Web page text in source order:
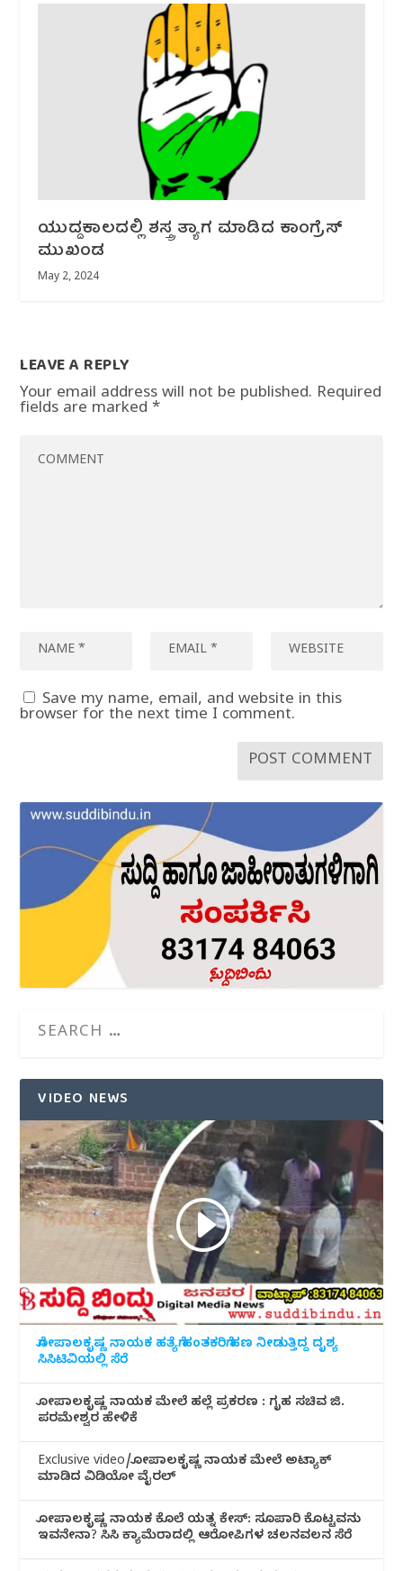
ಯುದ್ದಕಾಲದಲ್ಲಿ ಶಸ್ತ್ರ ತ್ಯಾಗ ಮಾಡಿದ ಕಾಂಗ್ರೆಸ್
ಮುಖಂಡ
May 2, 2024
LEAVE A REPLY
Your email address will not be published. Required
fields are marked*
Save my name, email, and website in this
browser for the next time I comment.
VIDEO NEWS
ಗೋಪಾಲಕೃಷ್ಣ ನಾಯಕ ಹತ್ಯೆಗೆ ಹಂತಕರಿಗೆ ಹಣ ನೀಡುತ್ತಿದ್ದ ದೃಶ್ಯ
ಸಿಸಿಟಿವಿಯಲ್ಲಿ ಸೆರೆ
ಗೋಪಾಲಕೃಷ್ಣ ನಾಯಕ ಮೇಲೆ ಹಲ್ಲೆ ಪ್ರಕರಣ : ಗೃಹ ಸಚಿವ ಜಿ.
ಪರಮೇಶ್ವರ ಹೇಳಿಕೆ
Exclusive video/ಗೋಪಾಲಕೃಷ್ಣ ನಾಯಕ ಮೇಲೆ ಅಟ್ಯಾಕ್
ಮಾಡಿದ ವಿಡಿಯೋ ವೈರಲ್
ಗೋಪಾಲಕೃಷ್ಣ ನಾಯಕ ಕೊಲೆ ಯತ್ನ ಕೇಸ್: ಸೂಪಾರಿ ಕೊಟ್ಟವನು
ಇವನೇನಾ? ಸಿಸಿ ಕ್ಯಾಮೆರಾದಲ್ಲಿ ಆರೋಪಿಗಳ ಚಲನವಲನ ಸೆರೆ